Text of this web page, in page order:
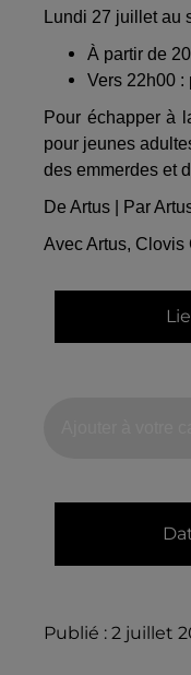
Lundi 27 juillet au
À partir de
Vers 22h00 :
Pour échapper à
pour jeunes
des emmerdes et
De Artus | Par
Avec Artus,
Publié : 2 juillet